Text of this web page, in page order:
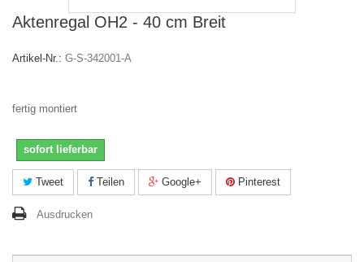
Aktenregal OH2 - 40 cm Breit
Artikel-Nr.: G-S-342001-A
fertig montiert
sofort lieferbar
Tweet Teilen Google+ Pinterest
Ausdrucken